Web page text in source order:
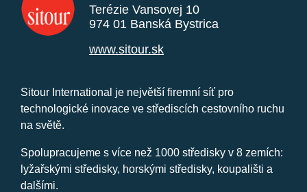
Terézie Vansovej 10
974 01 Banská Bystrica
www.sitour.sk
Sitour International je největší firemní síť pro
technologické inovace ve střediscích cestovního ruchu
na světě.
Spolupracujeme s více než 1000 středisky v 8 zemích:
lyžařskými středisky, horskými středisky, koupališti a
dalšími.